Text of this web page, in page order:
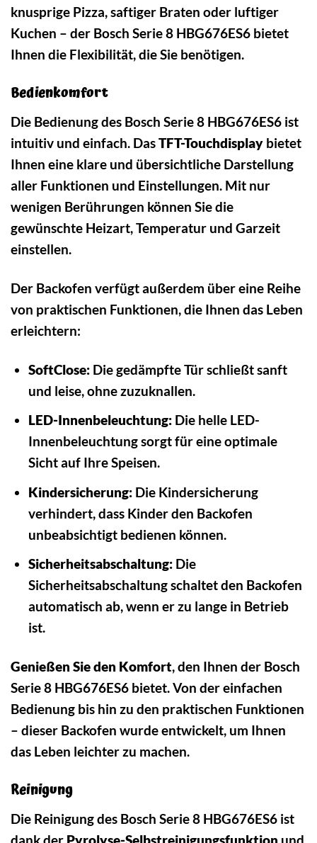
knusprige Pizza, saftiger Braten oder luftiger
Kuchen – der Bosch Serie 8 HBG676ES6 bietet
Ihnen die Flexibilität, die Sie benötigen.
Bedienkomfort
Die Bedienung des Bosch Serie 8 HBG676ES6 ist
intuitiv und einfach. DasTFT-Touchdisplay bietet
Ihnen eine klare und übersichtliche Darstellung
aller Funktionen und Einstellungen. Mit nur
wenigen Berührungen können Sie die
gewünschte Heizart, Temperatur und Garzeit
einstellen.
Der Backofen verfügt außerdem über eine Reihe
von praktischen Funktionen, die Ihnen das Leben
erleichtern:
SoftClose:Die gedämpfte Tür schließt sanft
und leise, ohne zuzuknallen.
LED-Innenbeleuchtung:Die helle LED-
Innenbeleuchtung sorgt für eine optimale
Sicht auf Ihre Speisen.
Kindersicherung:Die Kindersicherung
verhindert, dass Kinder den Backofen
unbeabsichtigt bedienen können.
Sicherheitsabschaltung:Die
Sicherheitsabschaltung schaltet den Backofen
automatisch ab, wenn er zu lange in Betrieb
ist.
Genießen Sie den Komfort, den Ihnen der Bosch
Serie 8 HBG676ES6 bietet. Von der einfachen
Bedienung bis hin zu den praktischen Funktionen
– dieser Backofen wurde entwickelt, um Ihnen
das Leben leichter zu machen.
Reinigung
Die Reinigung des Bosch Serie 8 HBG676ES6 ist
dank der Pyrolyse-Selbstreinigungsfunktion und